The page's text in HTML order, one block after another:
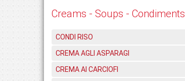
Creams - Soups - Condiments
CONDI RISO
CREMA AGLI ASPARAGI
CREMA AI CARCIOFI